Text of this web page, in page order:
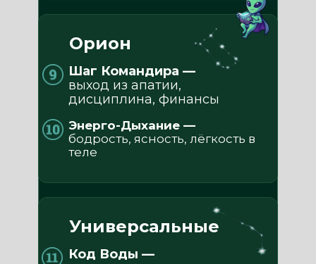
Орион
Шаг Командира —
выход из апатии,
дисциплина, финансы
Энерго-Дыхание —
бодрость, ясность, лёгкость в
теле
Универсальные
Код Воды —